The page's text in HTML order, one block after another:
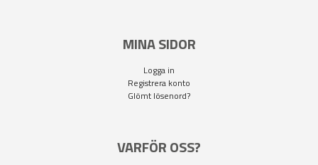
MINA SIDOR
Logga in
Registrera konto
Glömt lösenord?
VARFÖR OSS?